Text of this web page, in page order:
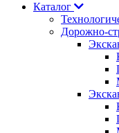
Каталог
Дорожно-